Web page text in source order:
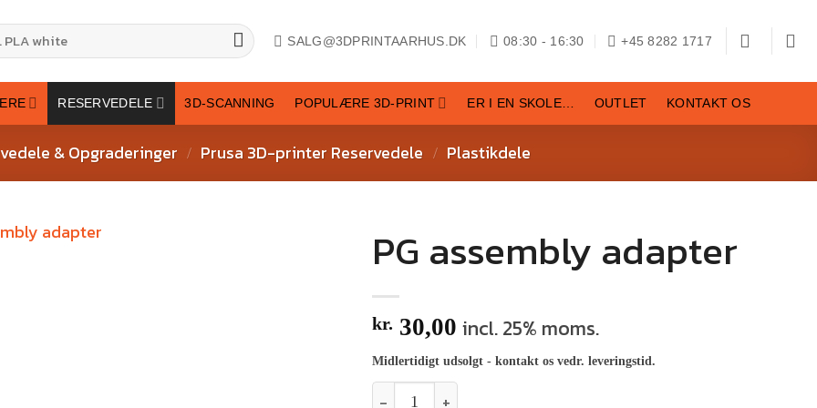
SALG@3DPRINTAARHUS.DK 08:30 - 16:30 +45 8282 1717
RESERVEDELE 3D-SCANNING POPULÆRE 3D-PRINT ER I EN SKOLE… OUTLET KONTAKT OS
& Opgraderinger / Prusa 3D-printer Reservedele / Plastikdele
PG assembly adapter
kr. 30,00 incl. 25% moms.
Midlertidigt udsolgt - kontakt os vedr. leveringstid.